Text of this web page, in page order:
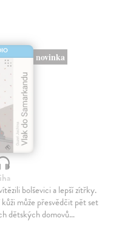
novinka
bolševici a lepší zítřky.
může přesvědčit pět set
dětských domovů…